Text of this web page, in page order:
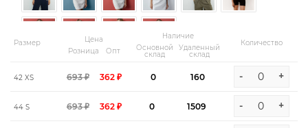
Размер
Цена
Розница
Опт
Наличие
Основной
склад
Удаленный
склад
Количество
42 XS 693 ₽ 362 ₽ 0 160 - +
44 S 693 ₽ 362 ₽ 0 1509 - +